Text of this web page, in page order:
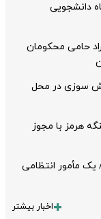
دانشجویی
حامی محکومان
سوزی در محل
هرمز با مجوز
یک مأمور انتظامی
اخبار بیشتر